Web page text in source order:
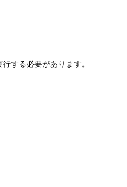
する必要があります。